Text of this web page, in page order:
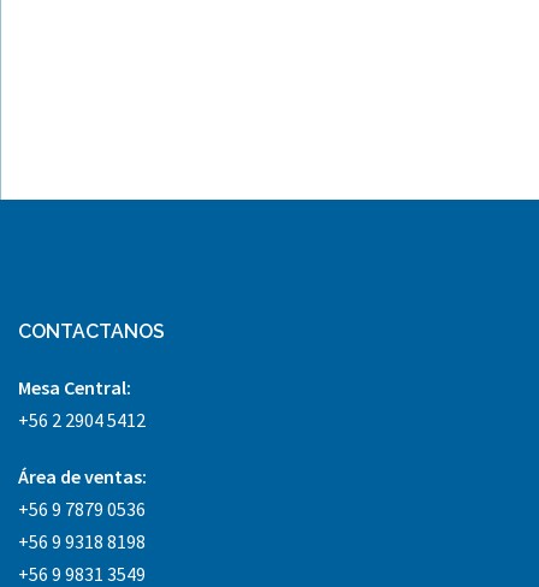
CONTACTANOS
Mesa Central:
+56 2 2904 5412
Área de ventas:
+56 9 7879 0536
+56 9 9318 8198
+56 9 9831 3549